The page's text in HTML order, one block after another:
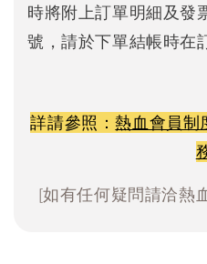
時將附上訂單明細及發
號，請於下單結帳時在
詳請參照：熱血會員制
[如有任何疑問請洽熱